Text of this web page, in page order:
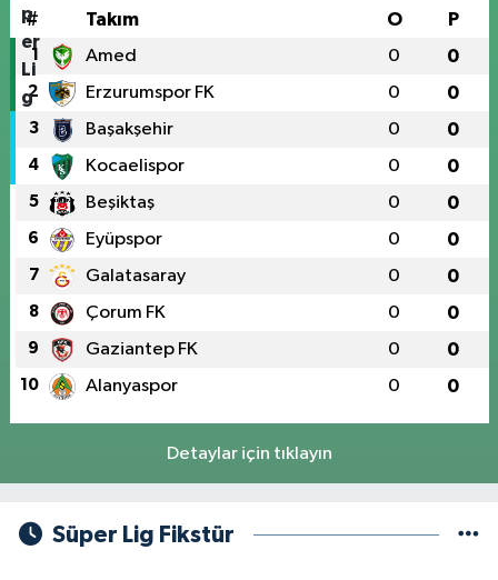
# Takım O P
1 Amed 0 0
2 Erzurumspor FK 0 0
3 Başakşehir 0 0
4 Kocaelispor 0 0
5 Beşiktaş 0 0
6 Eyüpspor 0 0
7 Galatasaray 0 0
8 Çorum FK 0 0
9 Gaziantep FK 0 0
10 Alanyaspor 0 0
Detaylar için tıklayın
Süper Lig Fikstür